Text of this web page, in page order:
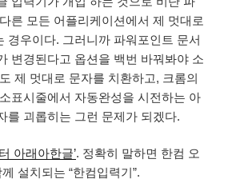
른 모든 어플리케이션에서 제 멋대로
경우이다. 그러니까 파워포인트 문서
변경된다고 옵션을 백번 바꿔봐야 소
제 멋대로 문자를 치환하고, 크롬의
표시줄에서 자동완성을 시전하는 아
를 괴롭히는 그런 문제가 되겠다.
아래아한글’. 정확히 말하면 한컴 오
설치되는 “한컴입력기”.